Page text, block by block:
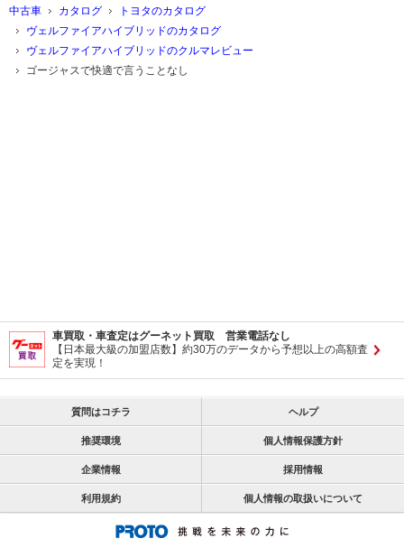
中古車 カタログ
トヨタのカタログ
ヴェルファイアハイブリッドのカタログ
ヴェルファイアハイブリッドのクルマレビュー
ゴージャスで快適で言うことなし
車買取・車査定はグーネット買取 営業電話なし
【日本最大級の加盟店数】約30万のデータから予想以上の高額査
定を実現！
質問はコチラ ヘルプ
推奨環境 個人情報保護方針
企業情報 採用情報
利用規約 個人情報の取扱いについて